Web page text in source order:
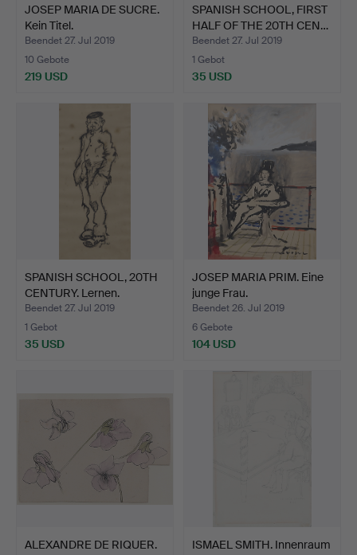
JOSEP MARIA DE SUCRE.
Kein Titel.
Beendet 27. Jul 2019
10 Gebote
219 USD
SPANISH SCHOOL, FIRST
HALF OF THE 20TH CEN…
Beendet 27. Jul 2019
1 Gebot
35 USD
SPANISH SCHOOL, 20TH
CENTURY. Lernen.
Beendet 27. Jul 2019
1 Gebot
35 USD
JOSEP MARIA PRIM. Eine
junge Frau.
Beendet 26. Jul 2019
6 Gebote
104 USD
ALEXANDRE DE RIQUER.
ISMAEL SMITH. Innenraum